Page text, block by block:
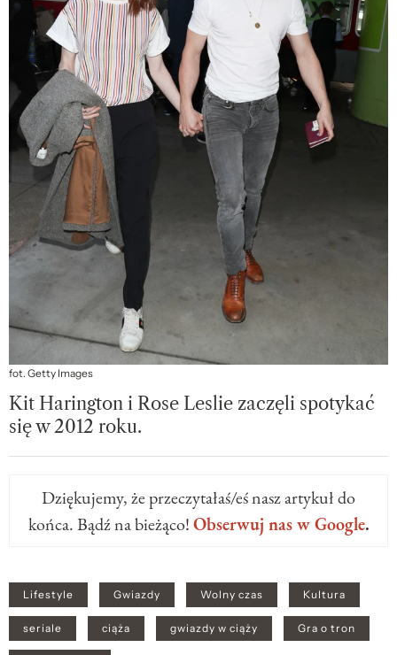
fot. Getty Images
Kit Harington i Rose Leslie zaczęli spotykać
się w 2012 roku.
Dziękujemy, że przeczytałaś/eś nasz artykuł do
końca. Bądź na bieżąco!Obserwuj nas w Google.
Lifestyle Gwiazdy Wolny czas Kultura
seriale ciąża gwiazdy w ciąży Gra o tron